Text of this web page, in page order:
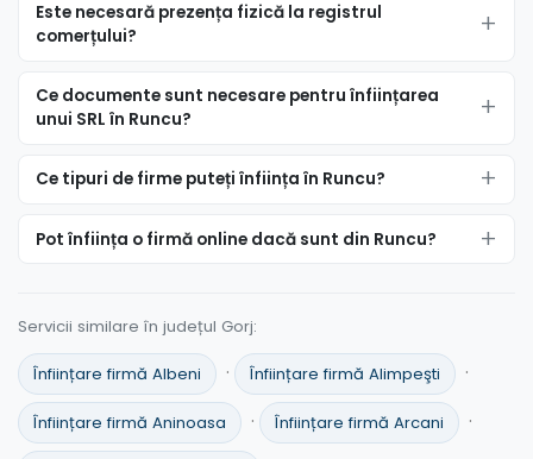
Este necesară prezența fizică la registrul
comerțului?
Ce documente sunt necesare pentru înființarea
unui SRL în Runcu?
Ce tipuri de firme puteți înființa în Runcu?
Pot înființa o firmă online dacă sunt din Runcu?
Servicii similare în județul Gorj:
Înființare firmă Albeni · Înființare firmă Alimpeşti ·
Înființare firmă Aninoasa · Înființare firmă Arcani ·